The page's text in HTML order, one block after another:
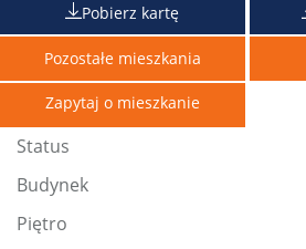
Status
Budynek
Piętro
Pobierz kartę
Pozostałe mieszkania
Zapytaj o mieszkanie